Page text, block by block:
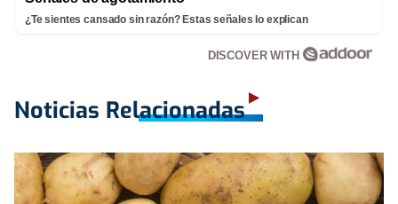
¿Te sientes cansado sin razón? Estas señales lo explican
DISCOVER WITH
Noticias Relacionadas